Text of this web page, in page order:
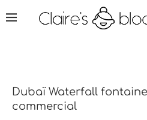
Dubaï Waterfall
commercial